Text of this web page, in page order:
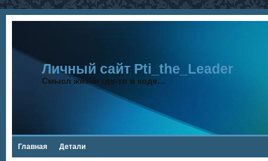
Личный сайт Pti_the_Leader
Смысл жизни где-то в коде…
Главная Детали